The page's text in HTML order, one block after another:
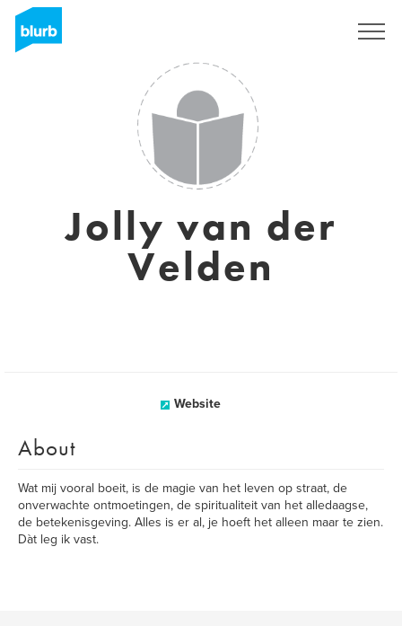
Jolly van der
Velden
Website
About
Wat mij vooral boeit, is de magie van het leven op straat, de
onverwachte ontmoetingen, de spiritualiteit van het alledaagse,
de betekenisgeving. Alles is er al, je hoeft het alleen maar te zien.
Dàt leg ik vast.